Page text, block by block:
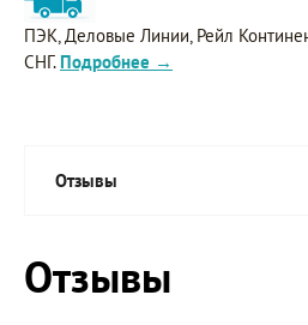
ПЭК, Деловые Линии, Рейл
СНГ. Подробнее →
Отзывы
Отзывы